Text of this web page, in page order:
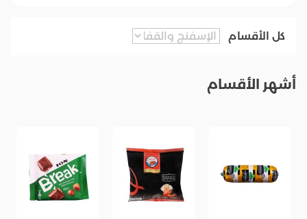
كل الأقسام
أشهر الأقسام